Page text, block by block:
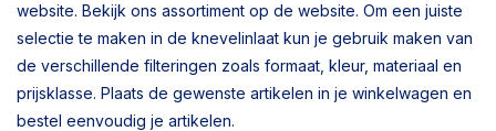
website. Bekijk ons assortiment op de website. Om een juiste
selectie te maken in de knevelinlaat kun je gebruik maken van
de verschillende filteringen zoals formaat, kleur, materiaal en
prijsklasse. Plaats de gewenste artikelen in je winkelwagen en
bestel eenvoudig je artikelen.